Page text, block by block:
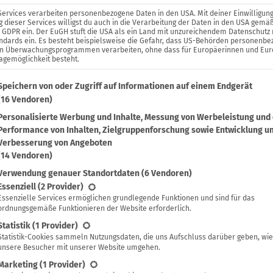
Linda Frech
verarbeiten personenbezogene Daten in den USA. Mit deiner
dieser Services willigst du auch in die Verarbeitung der Daten in den USA
GDPR ein. Der EuGH stuft die USA als ein Land mit unzureichendem Datenschutz
ein. Es besteht beispielsweise die Gefahr, dass US-Behörden
Überwachungsprogrammen verarbeiten, ohne dass für Europäerinnen und
besteht.
findest du eine Liste der Zwecke des IAB
von oder Zugriff auf Informationen auf einem Endgerät
Vendoren)
Werbung und Inhalte, Messung von Werbeleistung und
von Inhalten, Zielgruppenforschung sowie Entwicklung
von Angeboten
Vendoren)
genauer Standortdaten(6 Vendoren)
eine Liste der Service-Gruppen, für die eine Einwilligung
(2 Provider)
Services ermöglichen grundlegende Funktionen und sind für das
Funktionieren der Website erforderlich.
(1 Provider)
Cookies sammeln Nutzungsdaten, die uns Aufschluss darüber geben, wie
Besucher mit unserer Website umgehen.
(1 Provider)